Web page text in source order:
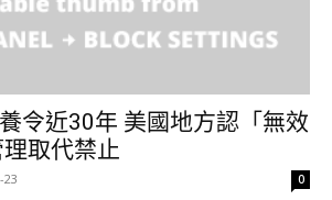
令近30年 美國地方認「無效
取代禁止
23 0